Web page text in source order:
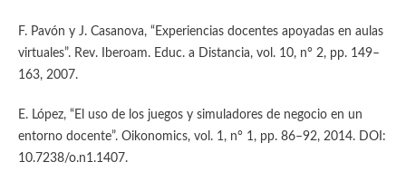
F. Pavón y J. Casanova, “Experiencias docentes apoyadas en aulas
virtuales”. Rev. Iberoam. Educ. a Distancia, vol. 10, n° 2, pp. 149–
163, 2007.
E. López, “El uso de los juegos y simuladores de negocio en un
entorno docente”. Oikonomics, vol. 1, n° 1, pp. 86–92, 2014. DOI:
10.7238/o.n1.1407.